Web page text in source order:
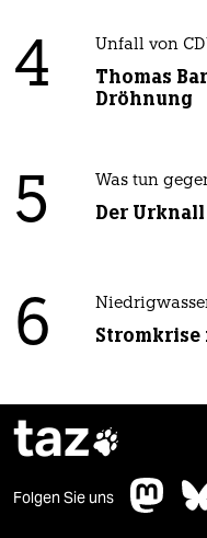
4 Unfall von
Thomas
Dröhnung
5 Was tun
Der Urknall
6 Stromkrise
taz
Folgen Sie uns